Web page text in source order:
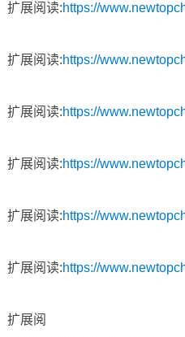
扩展阅读:https://
扩展阅读:https://
扩展阅读:https://
扩展阅读:https://
扩展阅读:https://
扩展阅读:https://
扩展阅